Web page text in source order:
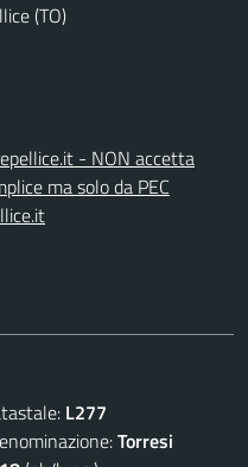
(TO)
- NON accetta
ma solo da PEC
L277
Torresi